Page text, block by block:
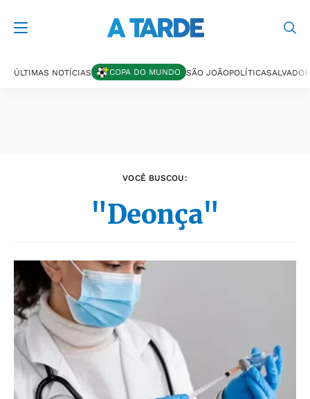
ÚLTIMAS NOTÍCIAS COPA DO MUNDO SÃO JOÃOPOLÍTICASALVADOR
VOCÊ BUSCOU:
"Deonça"